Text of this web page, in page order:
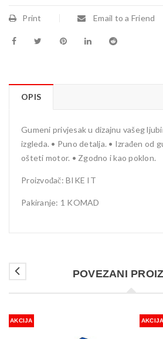
Print Email to a Friend
OPIS
Gumeni privjesak u dizajnu vašeg
izgleda. • Puno detalja. • Izrađen od
ošteti motor. • Zgodno i kao poklon.
Proizvođač: BIKE IT
Pakiranje: 1 KOMAD
POVEZANI
AKCIJA AKCIJA